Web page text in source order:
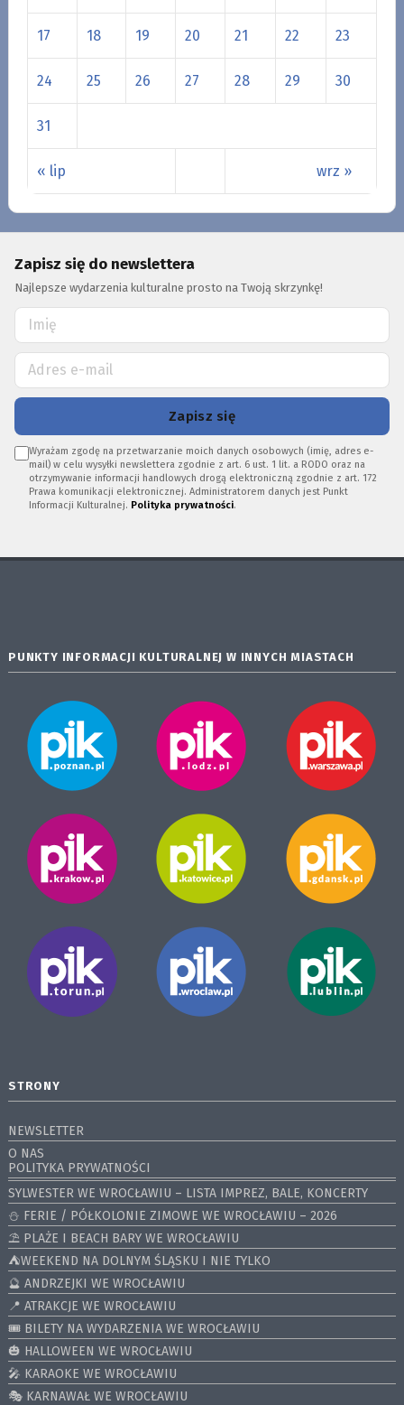
« lip wrz »
17 18 19 20 21 22 23
24 25 26 27 28 29 30
31
Zapisz się do newslettera
Najlepsze wydarzenia kulturalne prosto na Twoją skrzynkę!
Zapisz się
Wyrażam zgodę na przetwarzanie moich danych osobowych (imię, adres e-
mail) w celu wysyłki newslettera zgodnie z art. 6 ust. 1 lit. a RODO oraz na
otrzymywanie informacji handlowych drogą elektroniczną zgodnie z art. 172
Prawa komunikacji elektronicznej. Administratorem danych jest Punkt
Informacji Kulturalnej. Polityka prywatności.
PUNKTY INFORMACJI KULTURALNEJ W INNYCH MIASTACH
STRONY
NEWSLETTER
O NAS
POLITYKA PRYWATNOŚCI
SYLWESTER WE WROCŁAWIU – LISTA IMPREZ, BALE, KONCERTY
⛄️ FERIE / PÓŁKOLONIE ZIMOWE WE WROCŁAWIU – 2026
⛱️ PLAŻE I BEACH BARY WE WROCŁAWIU
⛺️WEEKEND NA DOLNYM ŚLĄSKU I NIE TYLKO
🔮 ANDRZEJKI WE WROCŁAWIU
📍 ATRAKCJE WE WROCŁAWIU
🎟️ BILETY NA WYDARZENIA WE WROCŁAWIU
🎃 HALLOWEEN WE WROCŁAWIU
🎤 KARAOKE WE WROCŁAWIU
🎭 KARNAWAŁ WE WROCŁAWIU